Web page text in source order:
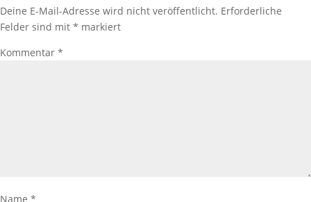
Deine E-Mail-Adresse wird nicht veröffentlicht. Erforderliche
Felder sind mit * markiert
Kommentar *
Name *